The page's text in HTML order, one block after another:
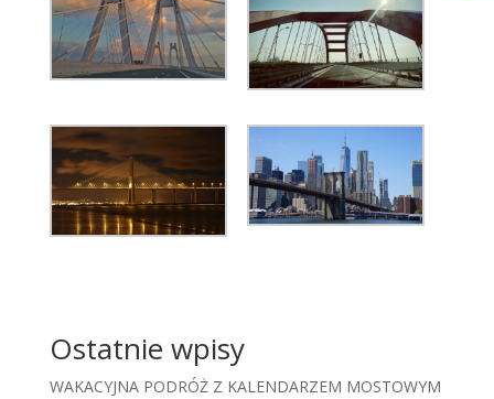
Ostatnie wpisy
WAKACYJNA PODRÓŻ Z KALENDARZEM MOSTOWYM